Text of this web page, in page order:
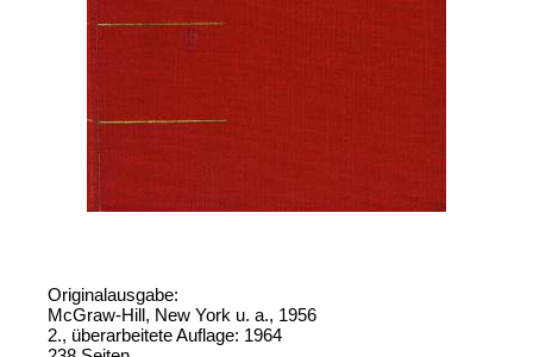
Originalausgabe:
McGraw-Hill, New York u. a., 1956
2., überarbeitete Auflage: 1964